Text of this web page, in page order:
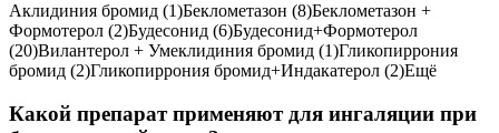
Аклидиния бромид (1)Беклометазон (8)Беклометазон +
Формотерол (2)Будесонид (6)Будесонид+Формотерол
(20)Вилантерол + Умеклидиния бромид (1)Гликопиррония
бромид (2)Гликопиррония бромид+Индакатерол (2)Ещё
Какой препарат применяют для ингаляции при